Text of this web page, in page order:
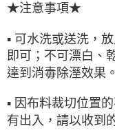
★注意事項★
▪ 可水洗或送洗，
即可；不可漂白、
達到消毒除溼效果。
▪ 因布料裁切位置
有出入，請以收到